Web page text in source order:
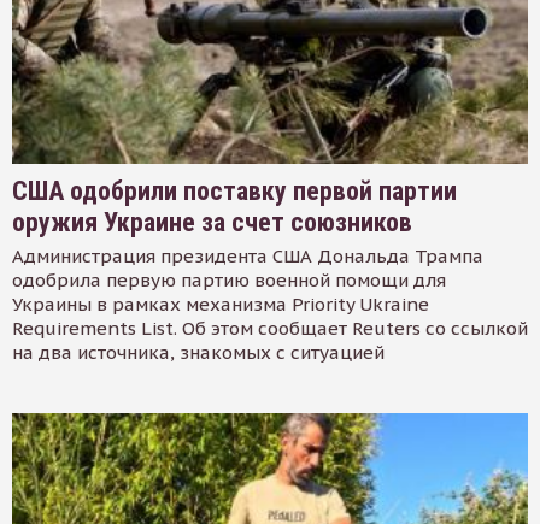
США одобрили поставку первой партии
оружия Украине за счет союзников
Администрация президента США Дональда Трампа
одобрила первую партию военной помощи для
Украины в рамках механизма Priority Ukraine
Requirements List. Об этом сообщает Reuters со ссылкой
на два источника, знакомых с ситуацией